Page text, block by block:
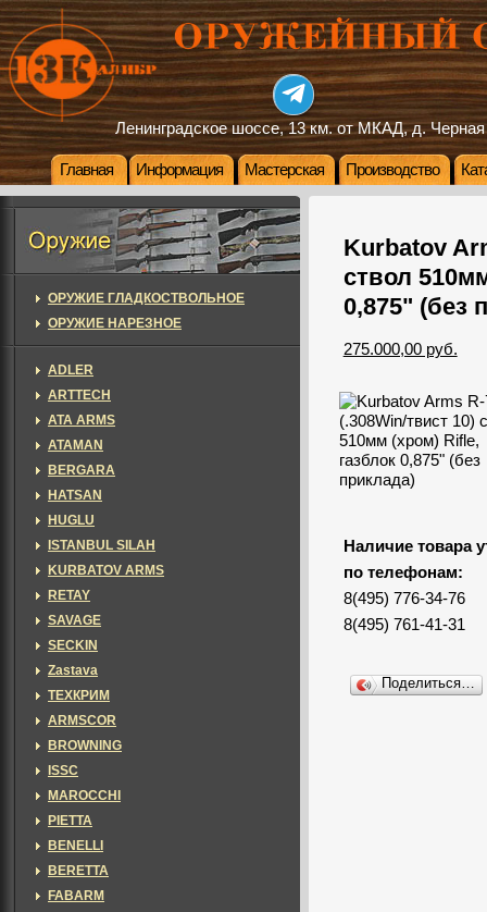
Ленинградское шоссе, 13 км. от МКАД, д. Черная
Главная Информация Мастерская Производство
Kurbatov
ствол
0,875" (без
275.000,00 руб.
Наличие товара
по телефонам:
8(495) 776-34-76
8(495) 761-41-31
Поделиться…
ОРУЖИЕ ГЛАДКОСТВОЛЬНОЕ
ОРУЖИЕ НАРЕЗНОЕ
ADLER
ARTTECH
ATA ARMS
ATAMAN
BERGARA
HATSAN
HUGLU
ISTANBUL SILAH
KURBATOV ARMS
RETAY
SAVAGE
SECKIN
Zastava
ТЕХКРИМ
ARMSCOR
BROWNING
ISSC
MAROCCHI
PIETTA
BENELLI
BERETTA
FABARM